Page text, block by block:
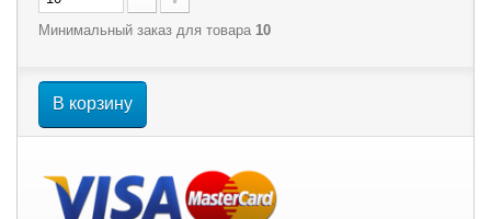
Минимальный заказ для товара 10
В корзину